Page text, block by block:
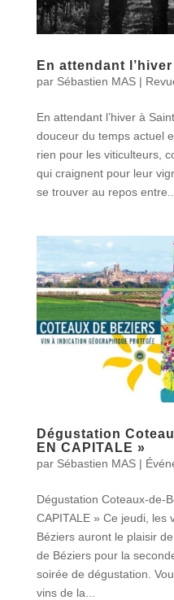
En attendant
par Sébastien MAS|
En attendant l’hiver à
douceur du temps actuel
rien pour les viticulteurs,
qui craignent pour leur
se trouver au repos
Dégustation
EN CAPITALE »
par Sébastien MAS|
Dégustation Coteaux-de-
CAPITALE » Ce jeudi, les
Béziers auront le plaisir
de Béziers pour la
soirée de dégustation.
vins de la...